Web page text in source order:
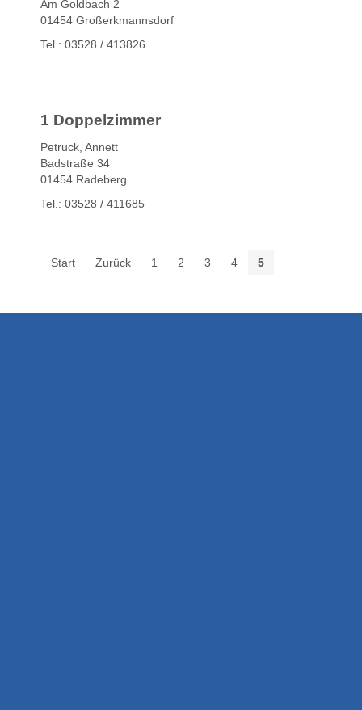
Am Goldbach 2
01454 Großerkmannsdorf
Tel.: 03528 / 413826
1 Doppelzimmer
Petruck, Annett
Badstraße 34
01454 Radeberg
Tel.: 03528 / 411685
Start Zurück 1 2 3 4 5